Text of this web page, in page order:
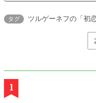
タグ ツルゲーネフの「初恋
1